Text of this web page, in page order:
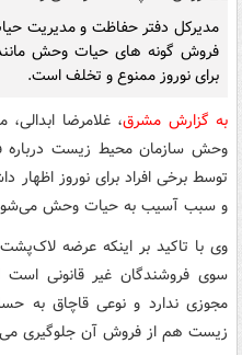
مدیرکل دفتر حفاظت و مدیریت
فروش گونه های حیات وحش
برای نوروز ممنوع و تخلف است.
به گزارش مشرق، غلامرضا
وحش سازمان محیط زیست
توسط برخی افراد برای نوروز
و سبب آسیب به حیات وحش
وی با تاکید بر اینکه عرضه
سوی فروشندگان غیر قانونی است
مجوزی ندارد و نوعی قاچاق به
زیست هم از فروش آن جلوگیری